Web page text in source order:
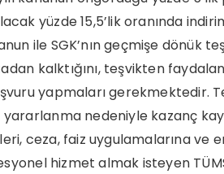
yüzde 15,5’lik oranında
ile SGK’nın geçmişe dönük
kalktığını, teşvikten
yapmaları gerekmektedir.
nedeniyle kazanç
ceza, faiz uygulamalarına ve
hizmet almak isteyen